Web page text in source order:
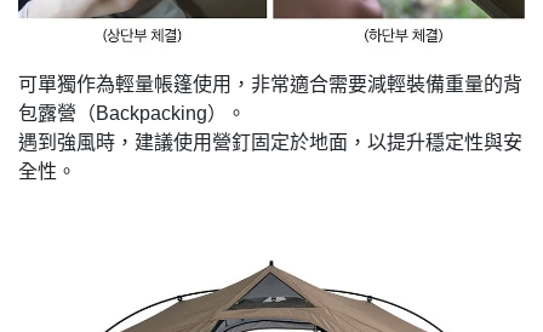
可單獨作為輕量帳篷使用，非常適合需要減輕裝備重量的背
包露營（Backpacking）。
遇到強風時，建議使用營釘固定於地面，以提升穩定性與安
全性。